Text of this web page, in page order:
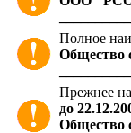
Полное
Общество
Прежнее
до
Общество